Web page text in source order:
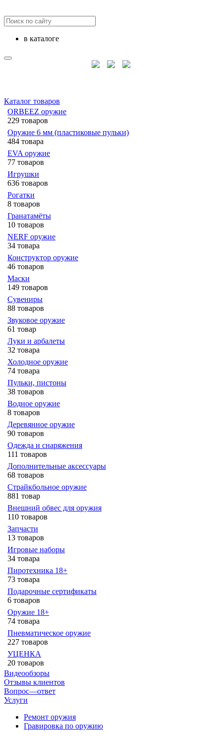
в каталоге
Каталог товаров
ORBEEZ оружие
229 товаров
Оружие 6 мм (пластиковые пульки)
484 товара
EVA оружие
77 товаров
Игрушки
636 товаров
Рогатки
8 товаров
Гранатамёты
10 товаров
NERF оружие
34 товара
Конструктор оружие
46 товаров
Маски
149 товаров
Сувениры
88 товаров
Звуковое оружие
61 товар
Луки и арбалеты
32 товара
Холодное оружие
74 товара
Пульки, пистоны
38 товаров
Водное оружие
8 товаров
Деревянное оружие
90 товаров
Одежда и снаряжения
111 товаров
Дополнительные аксессуары
68 товаров
Страйкбольное оружие
881 товар
Внешний обвес для оружия
110 товаров
Запчасти
13 товаров
Игровые наборы
34 товара
Пиротехника 18+
73 товара
Подарочные сертификаты
6 товаров
Оружие 18+
74 товара
Пневматическое оружие
227 товаров
УЦЕНКА
20 товаров
Видеообзоры
Отзывы клиентов
Вопрос—ответ
Услуги
Ремонт оружия
Гравировка по оружию